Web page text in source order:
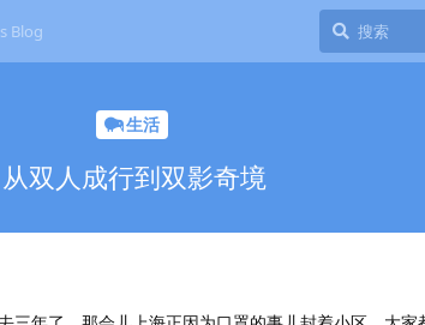
Blog
生活
从双人成行到双影奇境